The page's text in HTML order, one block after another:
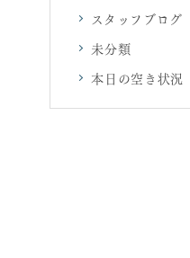
スタッフブログ
未分類
本日の空き状況